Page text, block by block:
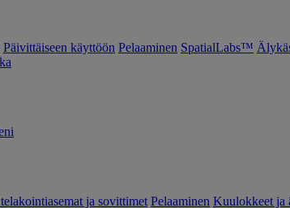
Päivittäiseen käyttöön Pelaaminen SpatialLabs™
ja sovittimet Pelaaminen Kuulokkeet ja